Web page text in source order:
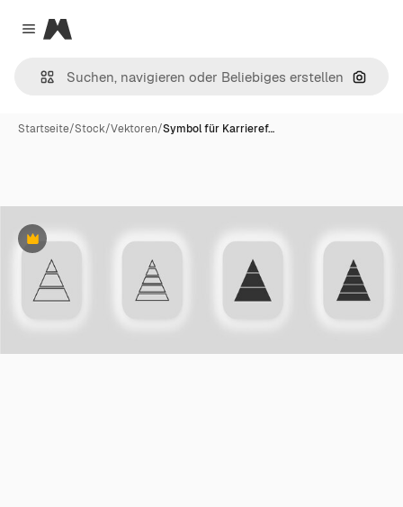
Close menu
Magnific
Nach
Startseite/Stock/Vektoren/Symbol für Karrieref…
Premium